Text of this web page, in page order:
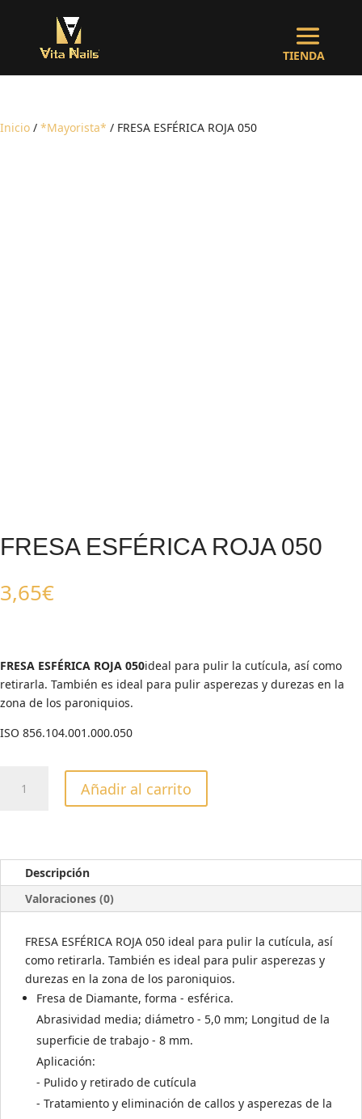
Inicio / *Mayorista* / FRESA ESFÉRICA ROJA 050
FRESA ESFÉRICA ROJA 050
3,65€
FRESA ESFÉRICA ROJA 050ideal para pulir la cutícula, así como
retirarla. También es ideal para pulir asperezas y durezas en la
zona de los paroniquios.
ISO 856.104.001.000.050
ESFÉRICA
Añadir al carrito
Descripción
Valoraciones (0)
FRESA ESFÉRICA ROJA 050 ideal para pulir la cutícula, así
como retirarla. También es ideal para pulir asperezas y
durezas en la zona de los paroniquios.
Fresa de Diamante, forma - esférica.
Abrasividad media; diámetro - 5,0 mm; Longitud de la
superficie de trabajo - 8 mm.
Aplicación:
- Pulido y retirado de cutícula
- Tratamiento y eliminación de callos y asperezas de la